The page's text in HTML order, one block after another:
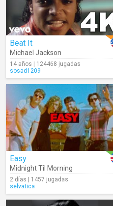
Beat It
Michael Jackson
14 años | 124468 jugadas
sosad1209
Easy
Midnight Til Morning
2 días | 1457 jugadas
selvatica